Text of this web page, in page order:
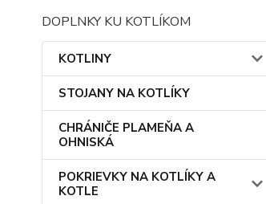
DOPLNKY KU KOTLÍKOM
KOTLINY
STOJANY NA KOTLÍKY
CHRÁNIČE PLAMEŇA A
OHNISKÁ
POKRIEVKY NA KOTLÍKY A
KOTLE